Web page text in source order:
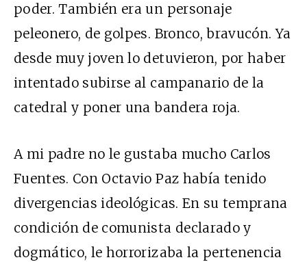
poder. También era un personaje
peleonero, de golpes. Bronco, bravucón. Ya
desde muy joven lo detuvieron, por haber
intentado subirse al campanario de la
catedral y poner una bandera roja.
A mi padre no le gustaba mucho Carlos
Fuentes. Con Octavio Paz había tenido
divergencias ideológicas. En su temprana
condición de comunista declarado y
dogmático, le horrorizaba la pertenencia